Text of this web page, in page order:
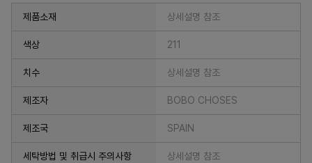
제품소재 상세설명 참조
색상 211
치수 상세설명 참조
제조자 BOBO CHOSES
제조국 SPAIN
세탁방법 및 취급시 주의사항 상세설명 참조